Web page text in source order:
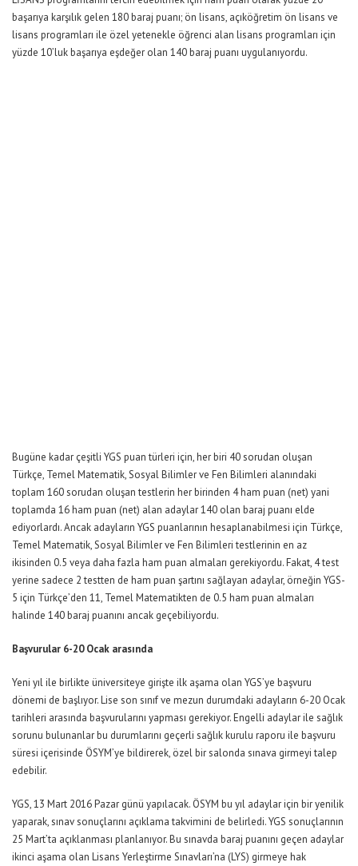
başarıya karşılık gelen 180 baraj puanı; ön lisans, açıköğretim ön lisans ve
lisans programları ile özel yetenekle öğrenci alan lisans programları için
yüzde 10’luk başarıya eşdeğer olan 140 baraj puanı uygulanıyordu.
Bugüne kadar çeşitli YGS puan türleri için, her biri 40 sorudan oluşan
Türkçe, Temel Matematik, Sosyal Bilimler ve Fen Bilimleri alanındaki
toplam 160 sorudan oluşan testlerin her birinden 4 ham puan (net) yani
toplamda 16 ham puan (net) alan adaylar 140 olan baraj puanı elde
ediyorlardı. Ancak adayların YGS puanlarının hesaplanabilmesi için Türkçe,
Temel Matematik, Sosyal Bilimler ve Fen Bilimleri testlerinin en az
ikisinden 0.5 veya daha fazla ham puan almaları gerekiyordu. Fakat, 4 test
yerine sadece 2 testten de ham puan şartını sağlayan adaylar, örneğin YGS-
5 için Türkçe’den 11, Temel Matematikten de 0.5 ham puan almaları
halinde 140 baraj puanını ancak geçebiliyordu.
Başvurular 6-20 Ocak arasında
Yeni yıl ile birlikte üniversiteye girişte ilk aşama olan YGS’ye başvuru
dönemi de başlıyor. Lise son sınıf ve mezun durumdaki adayların 6-20 Ocak
tarihleri arasında başvurularını yapması gerekiyor. Engelli adaylar ile sağlık
sorunu bulunanlar bu durumlarını geçerli sağlık kurulu raporu ile başvuru
süresi içerisinde ÖSYM’ye bildirerek, özel bir salonda sınava girmeyi talep
edebilir.
YGS, 13 Mart 2016 Pazar günü yapılacak. ÖSYM bu yıl adaylar için bir yenilik
yaparak, sınav sonuçlarını açıklama takvimini de belirledi. YGS sonuçlarının
25 Mart’ta açıklanması planlanıyor. Bu sınavda baraj puanını geçen adaylar
ikinci aşama olan Lisans Yerleştirme Sınavları’na (LYS) girmeye hak